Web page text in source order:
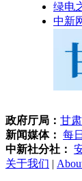
绿电
中新
政府厅局： 甘
新闻媒体： 每
中新社分社：
关于我们 |